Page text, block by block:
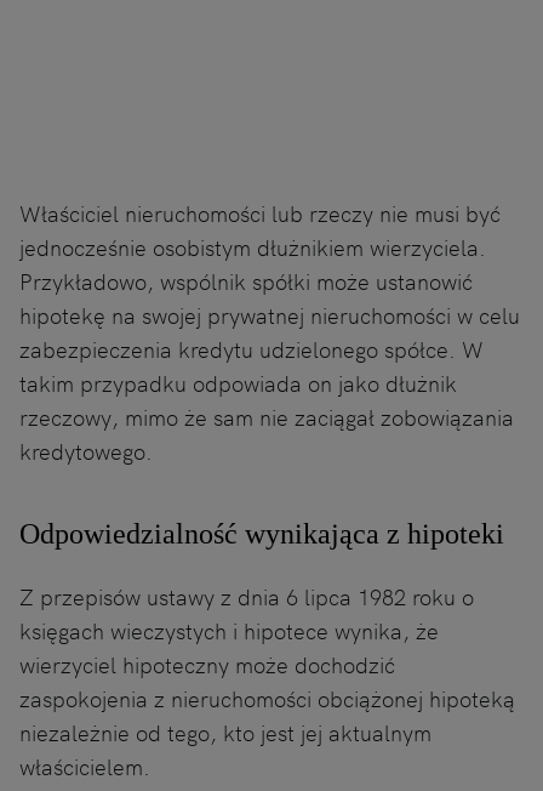
Właściciel nieruchomości lub rzeczy nie musi być
jednocześnie osobistym dłużnikiem wierzyciela.
Przykładowo, wspólnik spółki może ustanowić
hipotekę na swojej prywatnej nieruchomości w celu
zabezpieczenia kredytu udzielonego spółce. W
takim przypadku odpowiada on jako dłużnik
rzeczowy, mimo że sam nie zaciągał zobowiązania
kredytowego.
Odpowiedzialność wynikająca z hipoteki
Z przepisów ustawy z dnia 6 lipca 1982 roku o
księgach wieczystych i hipotece wynika, że
wierzyciel hipoteczny może dochodzić
zaspokojenia z nieruchomości obciążonej hipoteką
niezależnie od tego, kto jest jej aktualnym
właścicielem.